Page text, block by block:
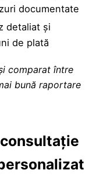
documentate
detaliat și
de plată
comparat între
bună raportare